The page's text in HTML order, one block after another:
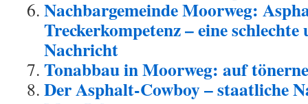
Nachbargemeinde Moorweg:
Treckerkompetenz – eine schlechte
Nachricht
Tonabbau in Moorweg: auf
Der Asphalt-Cowboy – staatliche